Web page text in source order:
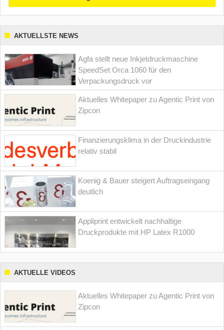
AKTUELLSTE NEWS
Agfa stellt neue Inkjetdruckmaschine
SpeedSet Orca 1060 für den
Verpackungsdruck vor
Aktuelles Whitepaper zu Agentic Print von
Zipcon
Finanzierungsklima in der Druckindustrie
relativ stabil
Koenig & Bauer steigert Auftragseingang
deutlich
Appliprint entwickelt nachhaltige
Druckprodukte mit HP Latex R1000
AKTUELLE VIDEOS
Aktuelles Whitepaper zu Agentic Print von
Zipcon